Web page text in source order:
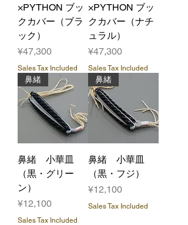
×PYTHON ブッ
クカバー（ブラ
ック）
Price
¥47,300
Sales Tax Included
×PYTHON ブッ
クカバー（ナチ
ュラル）
Price
¥47,300
Sales Tax Included
鼻緒
鼻緒 小華皿
（黒・グリー
ン）
Price
¥12,100
Sales Tax Included
鼻緒
鼻緒 小華皿
（黒・フジ）
Price
¥12,100
Sales Tax Included